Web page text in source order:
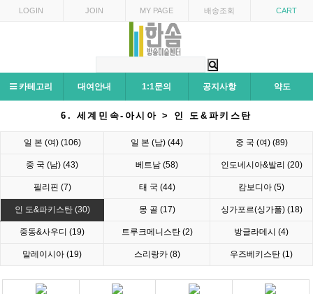
LOGIN JOIN MY PAGE 배송조회 CART
카테고리 대여안내 1:1문의 공지사항 약도
6. 세계민속-아시아 > 인 도&파키스탄
일 본 (여) (106) 일 본 (남) (44) 중 국 (여) (89)
중 국 (남) (43) 베트남 (58) 인도네시아&발리 (20)
필리핀 (7) 태 국 (44) 캄보디아 (5)
인 도&파키스탄 (30) 몽 골 (17) 싱가포르(싱가폴) (18)
중동&사우디 (19) 트루크메니스탄 (2) 방글라데시 (4)
말레이시아 (19) 스리랑카 (8) 우즈베키스탄 (1)